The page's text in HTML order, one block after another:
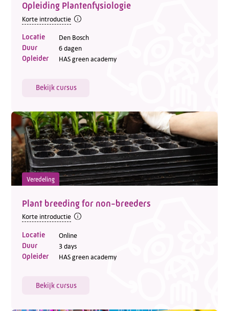
Opleiding Plantenfysiologie
Korte introductie
Locatie Den Bosch
Duur 6 dagen
Opleider HAS green academy
Bekijk cursus
Veredeling
Plant breeding for non-breeders
Korte introductie
Locatie Online
Duur 3 days
Opleider HAS green academy
Bekijk cursus